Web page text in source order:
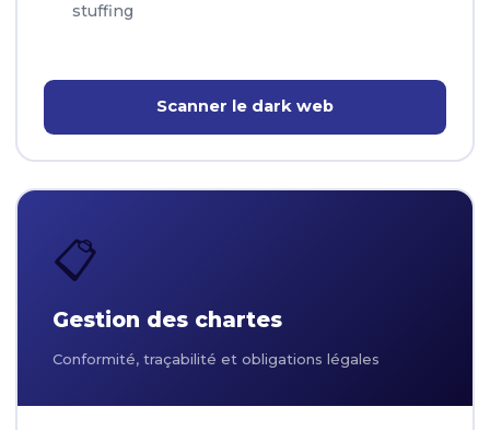
stuffing
Scanner le dark web
📋
Gestion des chartes
Conformité, traçabilité et obligations légales